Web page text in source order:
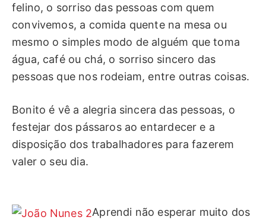
felino, o sorriso das pessoas com quem
convivemos, a comida quente na mesa ou
mesmo o simples modo de alguém que toma
água, café ou chá, o sorriso sincero das
pessoas que nos rodeiam, entre outras coisas.
Bonito é vê a alegria sincera das pessoas, o
festejar dos pássaros ao entardecer e a
disposição dos trabalhadores para fazerem
valer o seu dia.
Aprendi não esperar muito dos